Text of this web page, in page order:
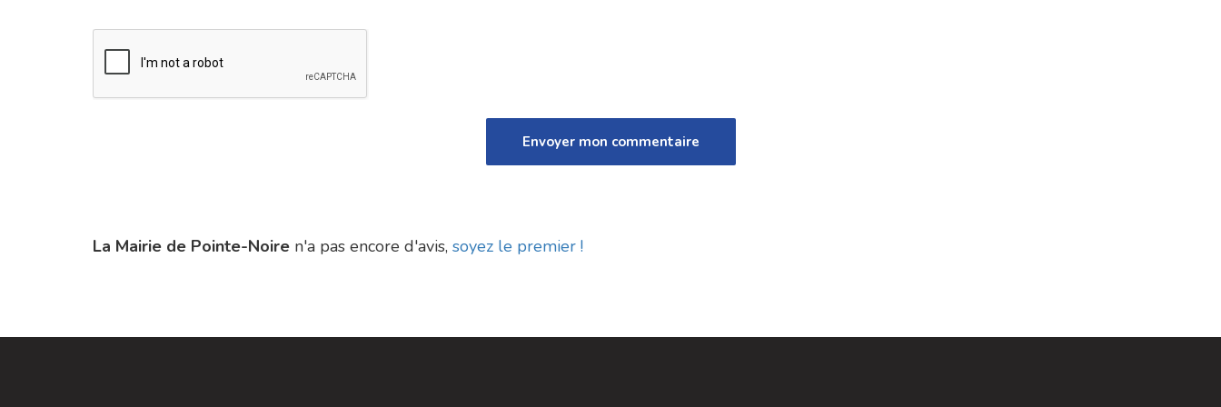
La Mairie de Pointe-Noire n'a pas encore d'avis, soyez le premier !